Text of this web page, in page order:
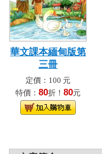
華文課本緬甸版第
三冊
定價：100 元
特價： 80折！ 80元